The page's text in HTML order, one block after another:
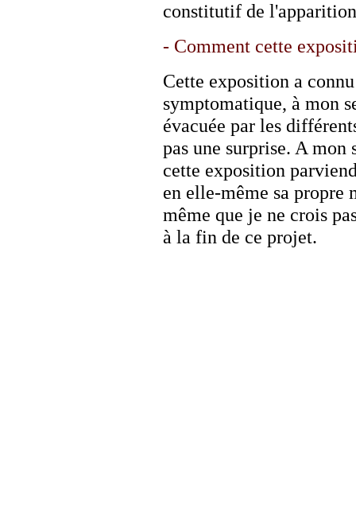
constitutif de
- Comment cette
Cette exposition a
symptomatique, à mon
évacuée par les
pas une surprise. A mon
cette exposition
en elle-même sa propre
même que je ne crois
à la fin de ce projet.